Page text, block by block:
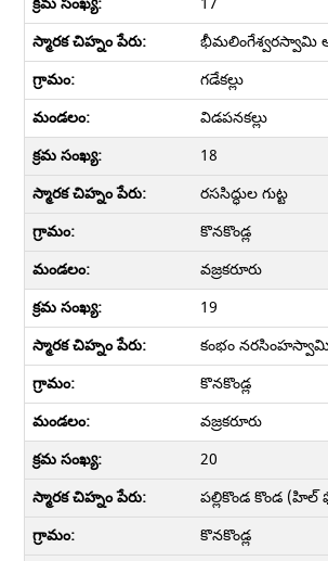
భీమలింగేశ్వరస్వామి
గడేకల్లు
విడపనకల్లు
18
రససిద్ధుల గుట్ట
కొనకొండ్ల
వజ్రకరూరు
19
కంభం
కొనకొండ్ల
వజ్రకరూరు
20
పల్లికొండ కొండ (హిల్
కొనకొండ్ల